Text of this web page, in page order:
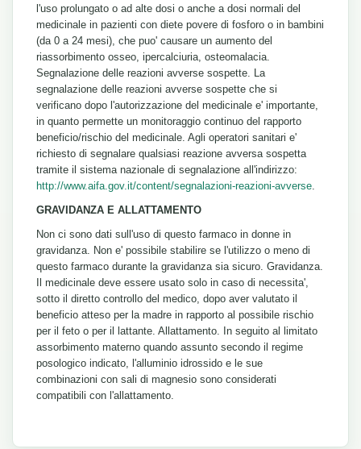
l'uso prolungato o ad alte dosi o anche a dosi normali del
medicinale in pazienti con diete povere di fosforo o in bambini
(da 0 a 24 mesi), che puo' causare un aumento del
riassorbimento osseo, ipercalciuria, osteomalacia.
Segnalazione delle reazioni avverse sospette. La
segnalazione delle reazioni avverse sospette che si
verificano dopo l'autorizzazione del medicinale e' importante,
in quanto permette un monitoraggio continuo del rapporto
beneficio/rischio del medicinale. Agli operatori sanitari e'
richiesto di segnalare qualsiasi reazione avversa sospetta
tramite il sistema nazionale di segnalazione all'indirizzo:
http://www.aifa.gov.it/content/segnalazioni-reazioni-avverse.
GRAVIDANZA E ALLATTAMENTO
Non ci sono dati sull'uso di questo farmaco in donne in
gravidanza. Non e' possibile stabilire se l'utilizzo o meno di
questo farmaco durante la gravidanza sia sicuro. Gravidanza.
Il medicinale deve essere usato solo in caso di necessita',
sotto il diretto controllo del medico, dopo aver valutato il
beneficio atteso per la madre in rapporto al possibile rischio
per il feto o per il lattante. Allattamento. In seguito al limitato
assorbimento materno quando assunto secondo il regime
posologico indicato, l'alluminio idrossido e le sue
combinazioni con sali di magnesio sono considerati
compatibili con l'allattamento.